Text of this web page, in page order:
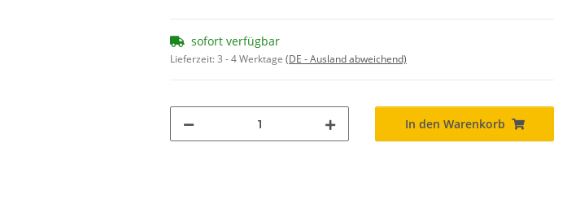
sofort verfügbar
Lieferzeit:3 - 4 Werktage (DE - Ausland abweichend)
In den Warenkorb